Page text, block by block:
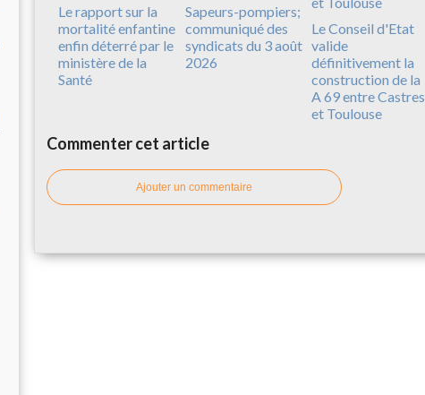
Le rapport sur la
mortalité enfantine
enfin déterré par le
ministère de la
Santé
Sapeurs-pompiers;
communiqué des
syndicats du 3 août
2026
Le Conseil d'Etat
valide
définitivement la
construction de la
A 69 entre Castres
et Toulouse
Commenter cet article
Ajouter un commentaire